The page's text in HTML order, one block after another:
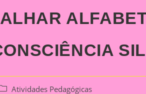
Atividades Pedagógicas